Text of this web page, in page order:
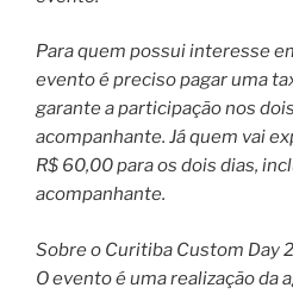
Para quem possui interesse
evento é preciso pagar uma
garante a participação nos
acompanhante. Já quem vai
R$ 60,00 para os dois dias,
acompanhante.
Sobre o Curitiba Custom Day
O evento é uma realização da